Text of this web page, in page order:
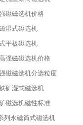
磁磁选机价格
湿式磁选机
平板磁选机
强磁磁选机价格
磁磁选机分选粒度
矿湿式磁选机
磁选机磁性标准
列永磁筒式磁选机